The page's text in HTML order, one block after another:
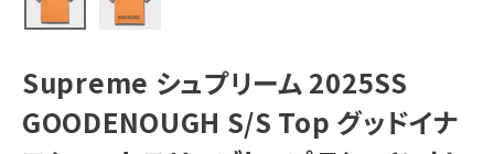
パーカー・トレーナー
キャップ・ハット
Supreme シュプリーム 2025SS
GOODENOUGH S/S Top グッドイナ